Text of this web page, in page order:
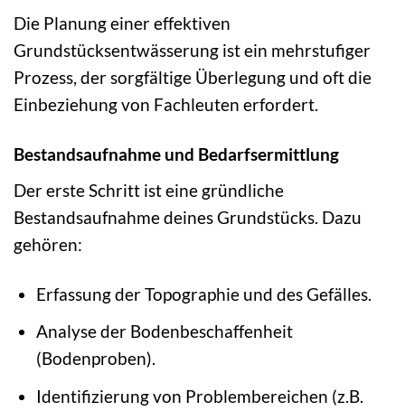
Die Planung einer effektiven
Grundstücksentwässerung ist ein mehrstufiger
Prozess, der sorgfältige Überlegung und oft die
Einbeziehung von Fachleuten erfordert.
Bestandsaufnahme und Bedarfsermittlung
Der erste Schritt ist eine gründliche
Bestandsaufnahme deines Grundstücks. Dazu
gehören:
Erfassung der Topographie und des Gefälles.
Analyse der Bodenbeschaffenheit
(Bodenproben).
Identifizierung von Problembereichen (z.B.